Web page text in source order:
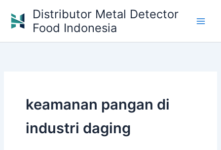
content
Distributor Metal Detector
Food Indonesia
keamanan pangan di
industri daging